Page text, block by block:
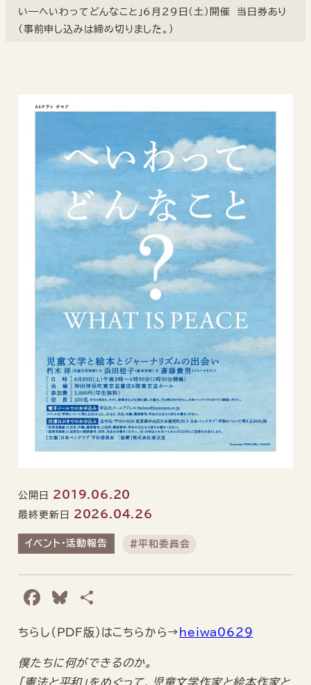
い―へいわってどんなこと」6月29日（土）開催 当日券あり
（事前申し込みは締め切りました。）
公開日 2019.06.20
最終更新日 2026.04.26
イベント・活動報告 #平和委員会
F
c
e
B
u
e
ちらし（ＰＤＦ版）はこちらから→ heiwa0629
僕たちに何ができるのか。
「憲法と平和」をめぐって、児童文学作家と絵本作家と